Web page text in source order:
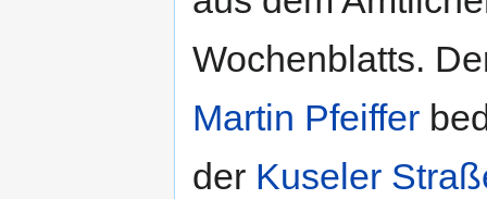
Wochenblatts.
Martin Pfeiffer
der Kuseler